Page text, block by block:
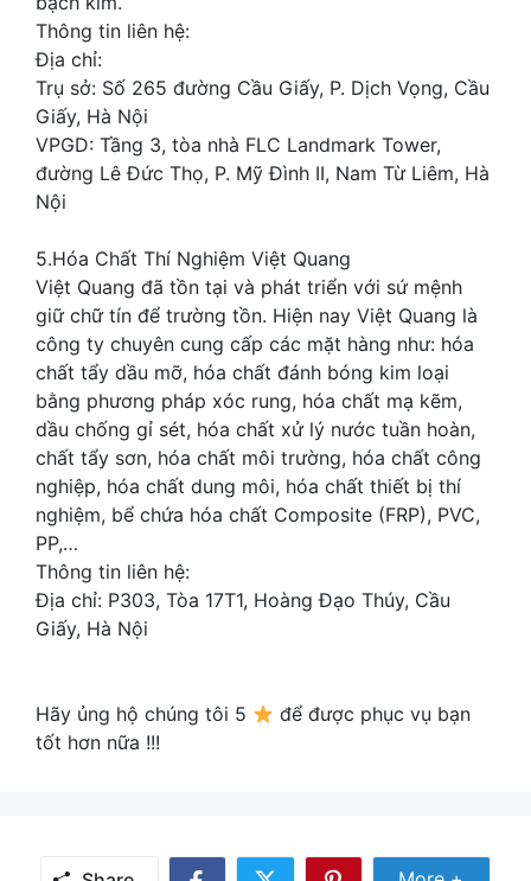
Thông tin liên hệ:
Địa chỉ:
Trụ sở: Số 265 đường Cầu Giấy, P. Dịch Vọng, Cầu
Giấy, Hà Nội
VPGD: Tầng 3, tòa nhà FLC Landmark Tower,
đường Lê Đức Thọ, P. Mỹ Đình II, Nam Từ Liêm, Hà
Nội
5.Hóa Chất Thí Nghiệm Việt Quang
Việt Quang đã tồn tại và phát triển với sứ mệnh
giữ chữ tín để trường tồn. Hiện nay Việt Quang là
công ty chuyên cung cấp các mặt hàng như: hóa
chất tẩy dầu mỡ, hóa chất đánh bóng kim loại
bằng phương pháp xóc rung, hóa chất mạ kẽm,
dầu chống gỉ sét, hóa chất xử lý nước tuần hoàn,
chất tẩy sơn, hóa chất môi trường, hóa chất công
nghiệp, hóa chất dung môi, hóa chất thiết bị thí
nghiệm, bể chứa hóa chất Composite (FRP), PVC,
PP,…
Thông tin liên hệ:
Địa chỉ: P303, Tòa 17T1, Hoàng Đạo Thúy, Cầu
Giấy, Hà Nội
Hãy ủng hộ chúng tôi 5
để được phục vụ bạn
tốt hơn nữa !!!